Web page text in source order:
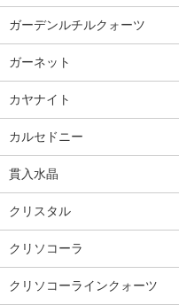
ガーデンルチルクォーツ
ガーネット
カヤナイト
カルセドニー
貫入水晶
クリスタル
クリソコーラ
クリソコーラインクォーツ